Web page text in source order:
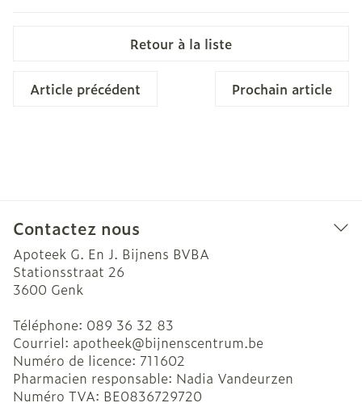
Retour à la liste
Article précédent Prochain article
Contactez nous
Apoteek G. En J. Bijnens BVBA
Stationsstraat 26
3600 Genk
Téléphone: 089 36 32 83
Courriel: apotheek@bijnenscentrum.be
Numéro de licence: 711602
Pharmacien responsable: Nadia Vandeurzen
Numéro TVA: BE0836729720